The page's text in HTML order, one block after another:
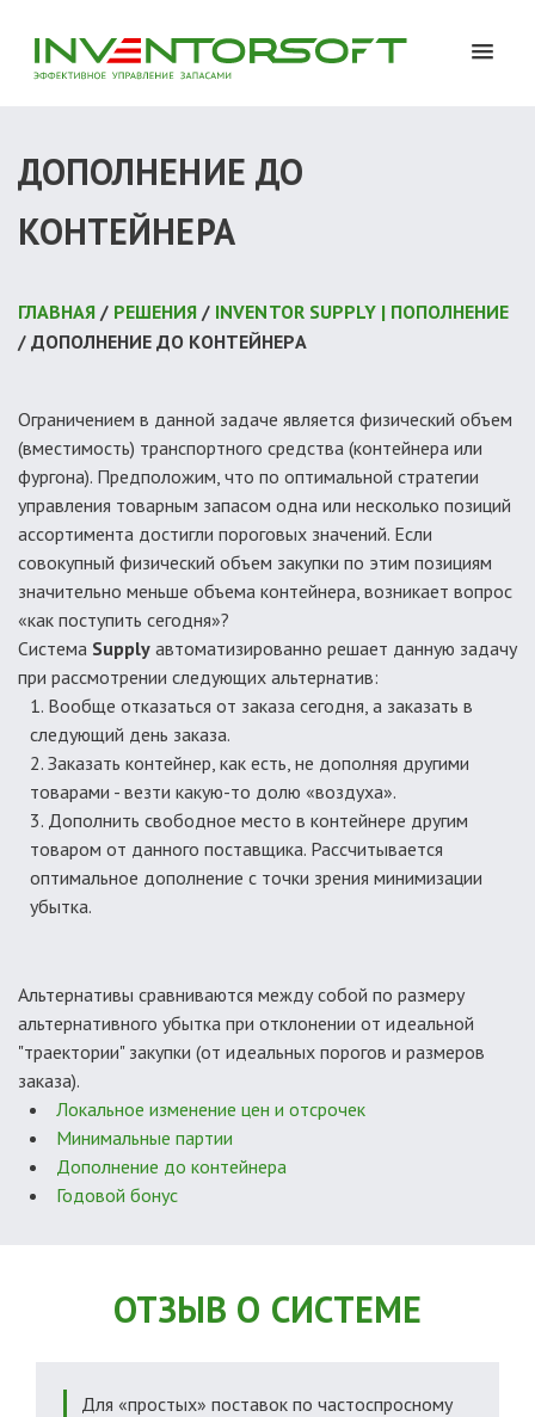
ДОПОЛНЕНИЕ ДО
КОНТЕЙНЕРА
ГЛАВНАЯ / РЕШЕНИЯ / INVENTOR SUPPLY | ПОПОЛНЕНИЕ
/ ДОПОЛНЕНИЕ ДО КОНТЕЙНЕРА
Ограничением в данной задаче является физический объем
(вместимость) транспортного средства (контейнера или
фургона). Предположим, что по оптимальной стратегии
управления товарным запасом одна или несколько позиций
ассортимента достигли пороговых значений. Если
совокупный физический объем закупки по этим позициям
значительно меньше объема контейнера, возникает вопрос
«как поступить сегодня»?
Система Supply автоматизированно решает данную задачу
при рассмотрении следующих альтернатив:
Вообще отказаться от заказа сегодня, а заказать в
следующий день заказа.
Заказать контейнер, как есть, не дополняя другими
товарами - везти какую-то долю «воздуха».
Дополнить свободное место в контейнере другим
товаром от данного поставщика. Рассчитывается
оптимальное дополнение с точки зрения минимизации
убытка.
Альтернативы сравниваются между собой по размеру
альтернативного убытка при отклонении от идеальной
"траектории" закупки (от идеальных порогов и размеров
заказа).
Локальное изменение цен и отсрочек
Минимальные партии
Дополнение до контейнера
Годовой бонус
ОТЗЫВ О СИСТЕМЕ
Для «простых» поставок по частоспросному